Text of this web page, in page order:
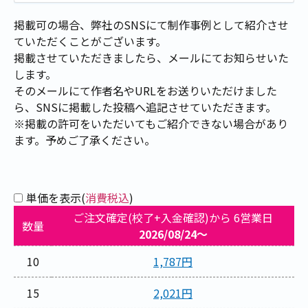
掲載可の場合、弊社のSNSにて制作事例として紹介させ
ていただくことがございます。
掲載させていただきましたら、メールにてお知らせいた
します。
そのメールにて作者名やURLをお送りいただけました
ら、SNSに掲載した投稿へ追記させていただきます。
※掲載の許可をいただいてもご紹介できない場合があり
ます。予めご了承ください。
単価を表示(消費税込)
数量
ご注文確定(校了+入金確認)から 6営業日
2026/08/24～
10
1,787円
15
2,021円